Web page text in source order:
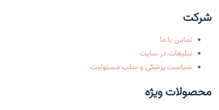
شرکت
تماس با ما
تبلیغات در سایت
سیاست پزشکی و سلب مسئولیت
محصولات ویژه